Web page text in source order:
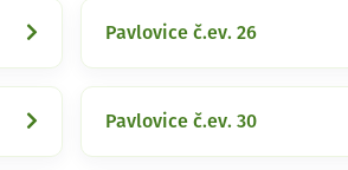
Pavlovice č.ev. 26
Pavlovice č.ev. 30